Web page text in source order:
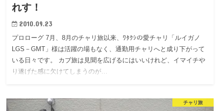
れす！
2010.09.23
プロローグ 7月、8月のチャリ旅以来、ﾜﾀｸｼの愛チャリ「ルイガノ
LGS－GMT」様は活躍の場もなく、通勤用チャリへと成り下がって
いる日々です。 カブ旅は見聞を広げるにはいいけれど、イマイチや
り遂げた感に欠けてしまうのが…
チャリ旅